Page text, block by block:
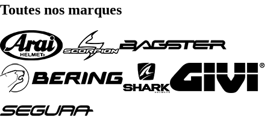
Toutes nos marques